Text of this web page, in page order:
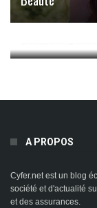
A PROPOS
Cyfer.net est un blog
société et d'actualité
et des assurances.